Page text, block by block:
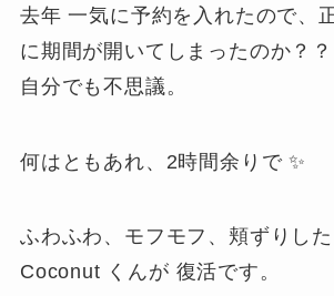
去年 一気に予約を入れたので、
に期間が開いてしまったのか？？
自分でも不思議。
何はともあれ、2時間余りで ✨
ふわふわ、モフモフ、頬ずりし
Coconut くんが 復活です。